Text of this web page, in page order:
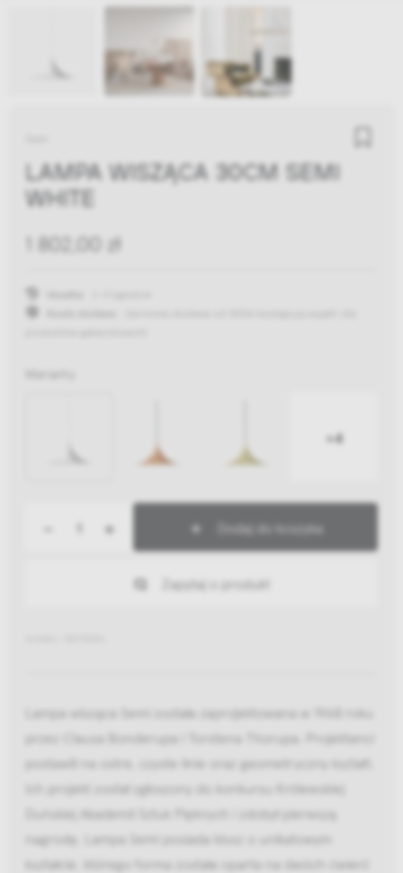
LAMPA WISZĄCA 30CM SEMI
WHITE
1 802,00 zł
Warianty
+4
+ Dodaj do koszyka
Zapytaj o produkt
Lampa wisząca Semi została zaprojektowana w 1968 roku
przez Clausa Bonderupa i Torstena Thorupa. Projektanci
postawili na ostre, czyste linie oraz geometryczny kształt.
Ich projekt został zgłoszony do konkursu Królewskiej
Duńskiej Akademii Sztuk Pięknych i zdobył pierwszą
nagrodę. Lampa Semi posiada klosz o unikatowym
kształcie, którego forma została oparta na dwóch ćwierć